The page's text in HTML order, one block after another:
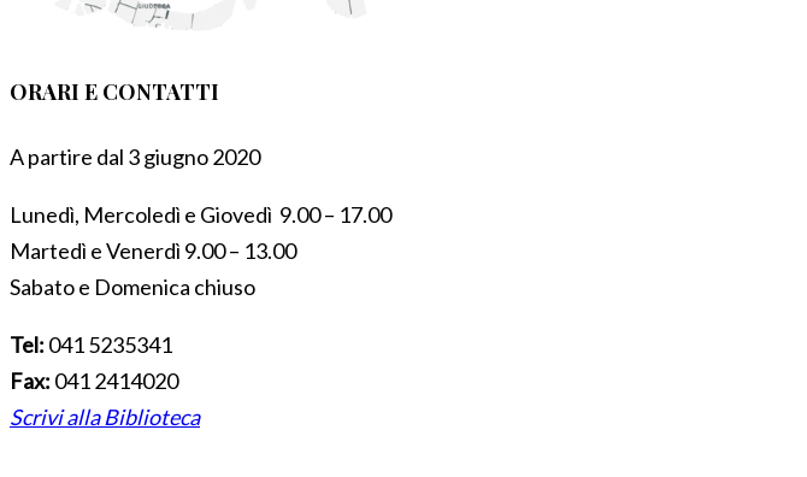
ORARI E CONTATTI
A partire dal 3 giugno 2020
Lunedì, Mercoledì e Giovedì 9.00 – 17.00
Martedì e Venerdì 9.00 – 13.00
Sabato e Domenica chiuso
Tel: 041 5235341
Fax: 041 2414020
Scrivi alla Biblioteca